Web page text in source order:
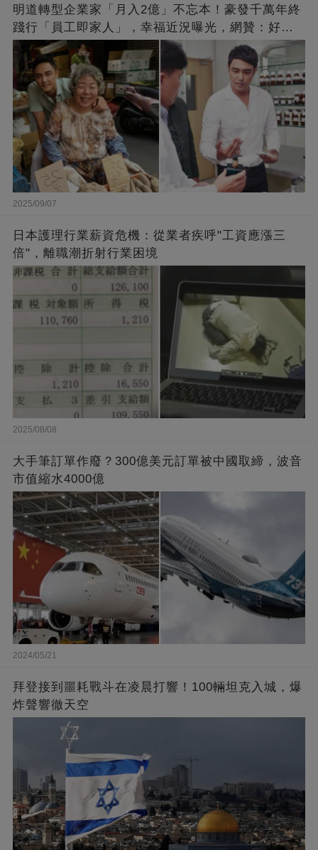
明道轉型企業家「月入2億」不忘本！豪發千萬年終
踐行「員工即家人」，幸福近況曝光，網贊：好老
闆的福報
2025/09/07
日本護理行業薪資危機：從業者疾呼"工資應漲三
倍"，離職潮折射行業困境
2025/08/08
大手筆訂單作廢？300億美元訂單被中國取締，波音
市值縮水4000億
2024/05/21
拜登接到噩耗戰斗在凌晨打響！100輛坦克入城，爆
炸聲響徹天空